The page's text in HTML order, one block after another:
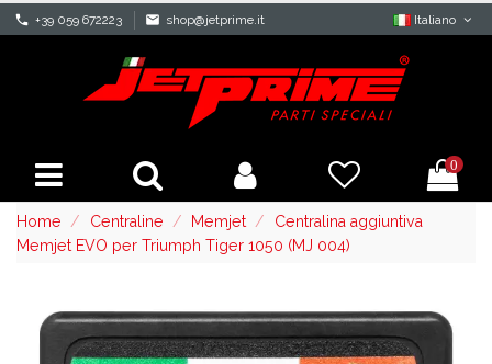
phone +39 059 672223 mail shop@jetprime.it Italiano
0
Home Centraline Memjet
Centralina aggiuntiva
Memjet EVO per Triumph Tiger 1050 (MJ 004)